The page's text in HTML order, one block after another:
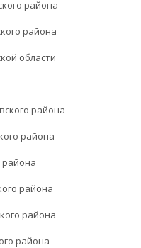
района
района
области
района
района
района
района
района
района